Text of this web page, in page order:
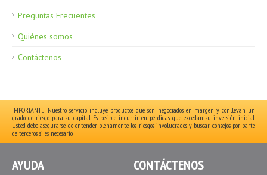
Preguntas Frecuentes
Quiénes somos
Contáctenos
IMPORTANTE: Nuestro servicio incluye productos que son negociados en margen y conllevan un
grado de riesgo para su capital. Es posible incurrir en pérdidas que excedan su inversión inicial.
Usted debe asegurarse de entender plenamente los riesgos involucrados y buscar consejos por parte
de terceros si es necesario.
AYUDA CONTÁCTENOS